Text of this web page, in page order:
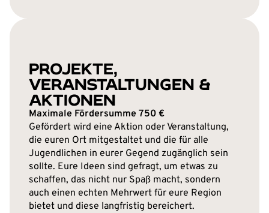
PROJEKTE,
VERANSTALTUNGEN &
AKTIONEN
Maximale Fördersumme 750 €
Gefördert wird eine Aktion oder Veranstaltung,
die euren Ort mitgestaltet und die für alle
Jugendlichen in eurer Gegend zugänglich sein
sollte. Eure Ideen sind gefragt, um etwas zu
schaffen, das nicht nur Spaß macht, sondern
auch einen echten Mehrwert für eure Region
bietet und diese langfristig bereichert.